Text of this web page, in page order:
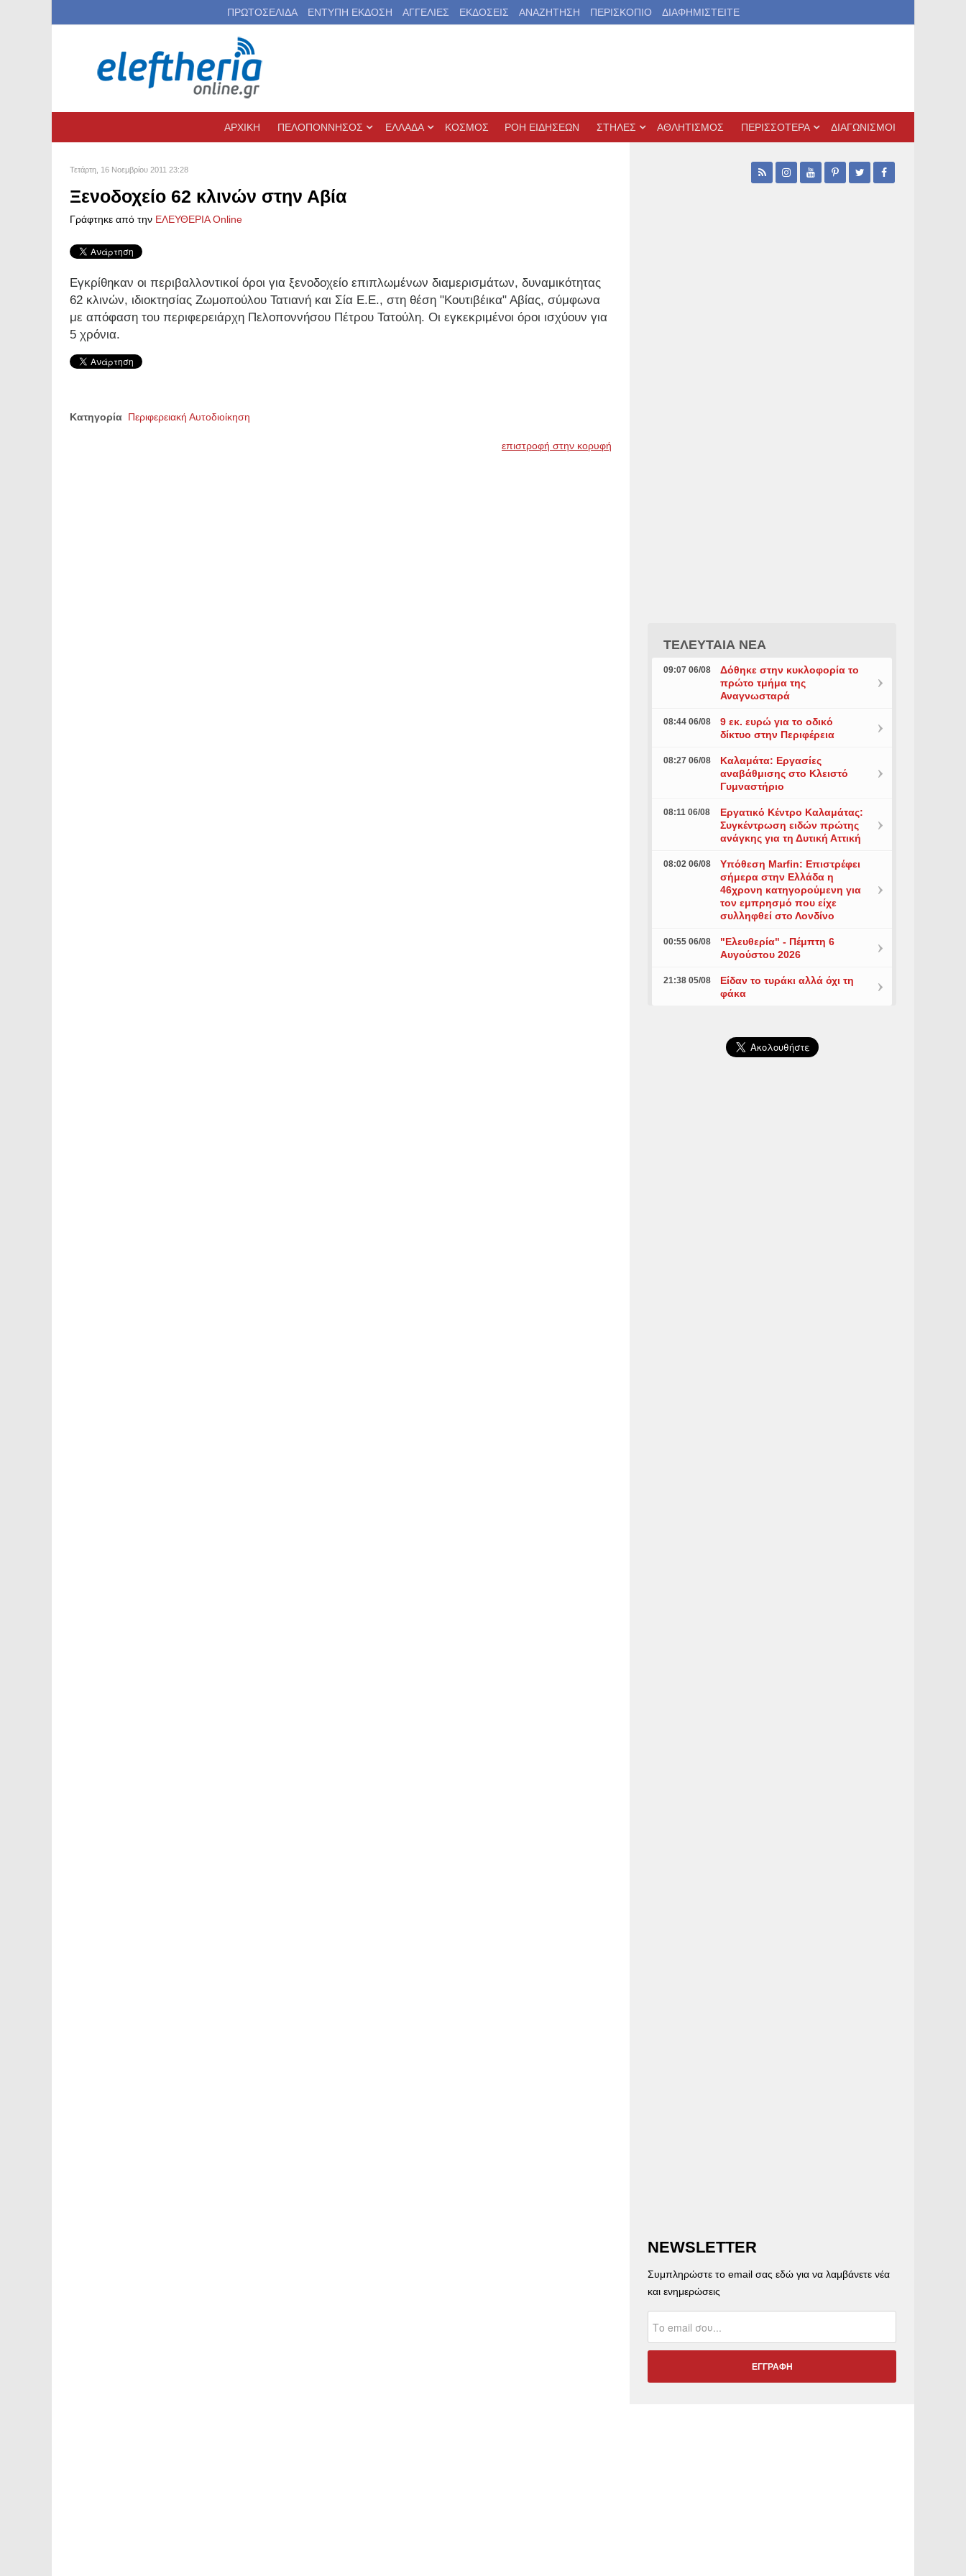
ΠΡΩΤΟΣΕΛΙΔΑ ΕΝΤΥΠΗ ΕΚΔΟΣΗ ΑΓΓΕΛΙΕΣ ΕΚΔΟΣΕΙΣ ΑΝΑΖΗΤΗΣΗ ΠΕΡΙΣΚΟΠΙΟ ΔΙΑΦΗΜΙΣΤΕΙΤΕ
ΑΡΧΙΚΗ ΠΕΛΟΠΟΝΝΗΣΟΣ ΕΛΛΑΔΑ ΚΟΣΜΟΣ ΡΟΗ ΕΙΔΗΣΕΩΝ ΣΤΗΛΕΣ ΑΘΛΗΤΙΣΜΟΣ ΠΕΡΙΣΣΟΤΕΡΑ ΔΙΑΓΩΝΙΣΜΟΙ
Τετάρτη, 16 Νοεμβρίου 2011 23:28
Ξενοδοχείο 62 κλινών στην Αβία
Γράφτηκε από την ΕΛΕΥΘΕΡΙΑ Online
Εγκρίθηκαν οι περιβαλλοντικοί όροι για ξενοδοχείο επιπλωμένων διαμερισμάτων, δυναμικότητας
62 κλινών, ιδιοκτησίας Ζωμοπούλου Τατιανή και Σία Ε.Ε., στη θέση "Κουτιβέικα" Αβίας, σύμφωνα
με απόφαση του περιφερειάρχη Πελοποννήσου Πέτρου Τατούλη. Οι εγκεκριμένοι όροι ισχύουν για
5 χρόνια.
Κατηγορία Περιφερειακή Αυτοδιοίκηση
επιστροφή στην κορυφή
ΤΕΛΕΥΤΑΙΑ ΝΕΑ
09:07 06/08
Δόθηκε στην κυκλοφορία το
πρώτο τμήμα της
Αναγνωσταρά
08:44 06/08
9 εκ. ευρώ για το οδικό
δίκτυο στην Περιφέρεια
08:27 06/08
Καλαμάτα: Εργασίες
αναβάθμισης στο Κλειστό
Γυμναστήριο
08:11 06/08
Εργατικό Κέντρο Καλαμάτας:
Συγκέντρωση ειδών πρώτης
ανάγκης για τη Δυτική Αττική
08:02 06/08
Υπόθεση Marfin: Επιστρέφει
σήμερα στην Ελλάδα η
46χρονη κατηγορούμενη για
τον εμπρησμό που είχε
συλληφθεί στο Λονδίνο
00:55 06/08
"Ελευθερία" - Πέμπτη 6
Αυγούστου 2026
21:38 05/08
Είδαν το τυράκι αλλά όχι τη
φάκα
NEWSLETTER
Συμπληρώστε το email σας εδώ για να λαμβάνετε νέα
και ενημερώσεις